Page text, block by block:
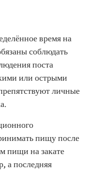
время на
соблюдать
поста
или острыми
личные
пищу после
пищи на закате
а последняя